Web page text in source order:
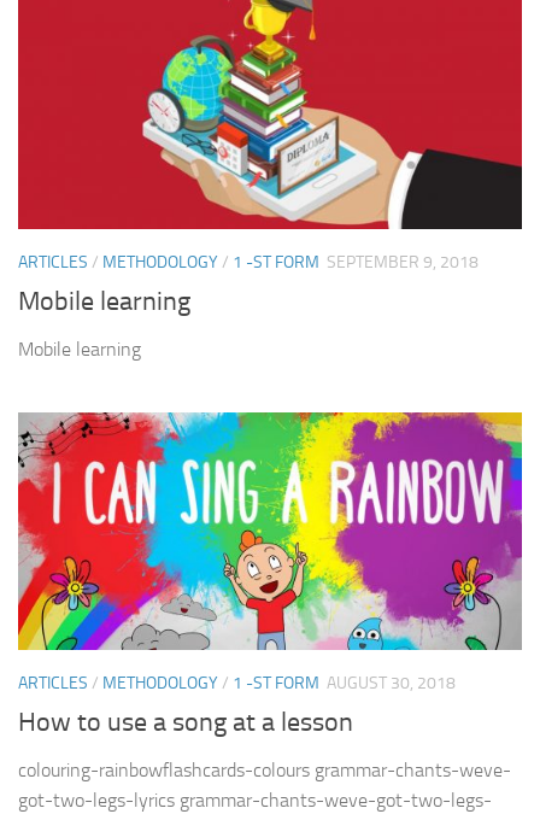
ARTICLES / METHODOLOGY/ 1 -ST FORM SEPTEMBER 9, 2018
Mobile learning
Mobile learning
ARTICLES / METHODOLOGY/ 1 -ST FORM AUGUST 30, 2018
How to use a song at a lesson
colouring-rainbowflashcards-colours grammar-chants-weve-
got-two-legs-lyrics grammar-chants-weve-got-two-legs-